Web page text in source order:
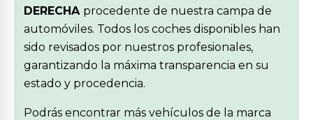
DERECHA procedente de nuestra campa de
automóviles. Todos los coches disponibles han
sido revisados por nuestros profesionales,
garantizando la máxima transparencia en su
estado y procedencia.
Podrás encontrar más vehículos de la marca